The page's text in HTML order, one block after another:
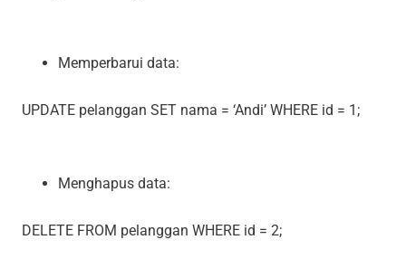
Memperbarui data:
UPDATE pelanggan SET nama = ‘Andi’ WHERE id = 1;
Menghapus data:
DELETE FROM pelanggan WHERE id = 2;